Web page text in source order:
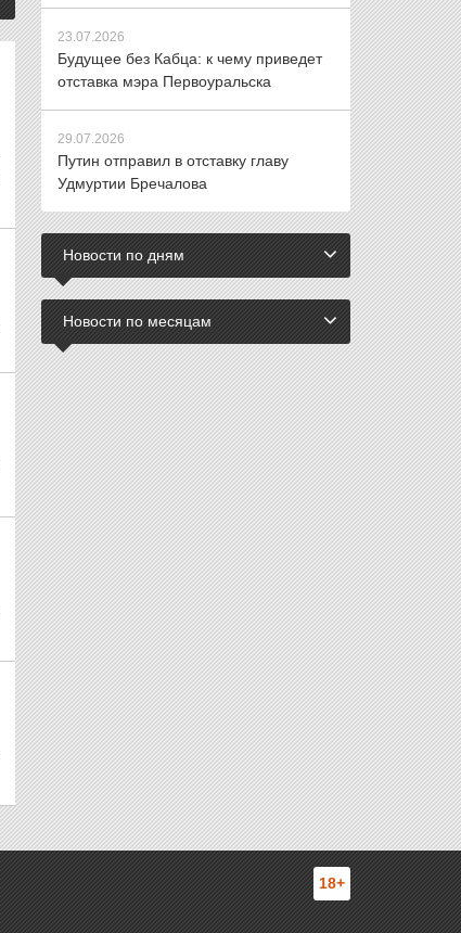
23.07.2026
Будущее без Кабца: к чему приведет
отставка мэра Первоуральска
29.07.2026
Путин отправил в отставку главу
Удмуртии Бречалова
Новости по дням
Новости по месяцам
18+